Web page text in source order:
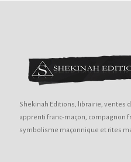
Shekinah Editions, librairie, ventes
apprenti franc-maçon, compagnon
symbolisme maçonnique et rites